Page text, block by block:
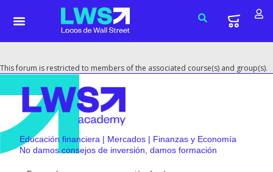
This forum is restricted to members of the associated course(s) and group(s).
Educación financiera | Mercados | Finanzas y Economía
No damos consejos de inversión, damos formación